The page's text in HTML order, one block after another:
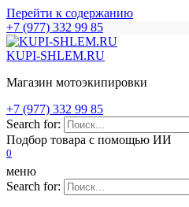
Перейти к содержанию
+7 (977) 332 99 85
KUPI-SHLEM.RU
Магазин мотоэкипировки
+7 (977) 332 99 85
Search for:
Подбор товара с помощью ИИ
0
меню
Search for: